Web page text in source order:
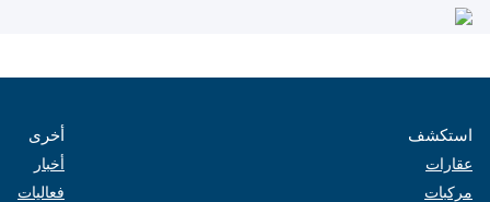
استكشف
عقارات
مركبات
أخرى
أخبار
فعاليات